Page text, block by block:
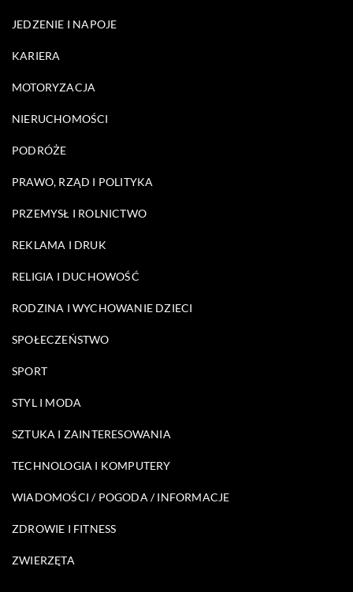
JEDZENIE I NAPOJE
KARIERA
MOTORYZACJA
NIERUCHOMOŚCI
PODRÓŻE
PRAWO, RZĄD I POLITYKA
PRZEMYSŁ I ROLNICTWO
REKLAMA I DRUK
RELIGIA I DUCHOWOŚĆ
RODZINA I WYCHOWANIE DZIECI
SPOŁECZEŃSTWO
SPORT
STYL I MODA
SZTUKA I ZAINTERESOWANIA
TECHNOLOGIA I KOMPUTERY
WIADOMOŚCI / POGODA / INFORMACJE
ZDROWIE I FITNESS
ZWIERZĘTA